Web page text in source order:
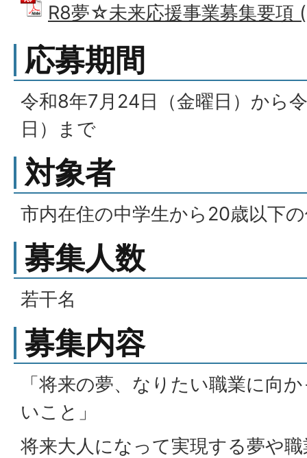
R8夢☆未来応援事業募集要項
応募期間
令和8年7月24日（金曜日）から
日）まで
対象者
市内在住の中学生から20歳以下
募集人数
若干名
募集内容
「将来の夢、なりたい職業に向
いこと」
将来大人になって実現する夢や